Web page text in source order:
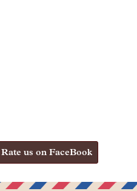
Rate us on FaceBook